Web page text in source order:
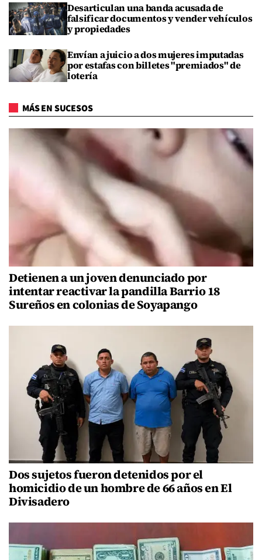
Desarticulan una banda acusada de
falsificar documentos y vender vehículos
y propiedades
Envían a juicio a dos mujeres imputadas
por estafas con billetes "premiados" de
lotería
MÁS EN SUCESOS
Detienen a un joven denunciado por
intentar reactivar la pandilla Barrio 18
Sureños en colonias de Soyapango
Dos sujetos fueron detenidos por el
homicidio de un hombre de 66 años en El
Divisadero